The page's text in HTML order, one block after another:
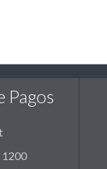
Pagos
1200